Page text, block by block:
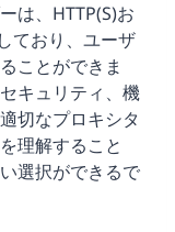
は、HTTP(S)お
ており、ユーザ
ことができま
キュリティ、機
切なプロキシタ
理解すること
選択ができるで